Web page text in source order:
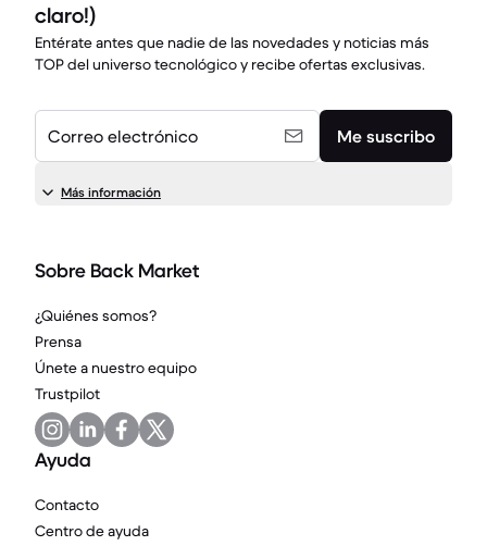
claro!)
Entérate antes que nadie de las novedades y noticias más
TOP del universo tecnológico y recibe ofertas exclusivas.
Correo electrónico Me suscribo
Más información
Sobre Back Market
¿Quiénes somos?
Prensa
Únete a nuestro equipo
Trustpilot
Ayuda
Contacto
Centro de ayuda